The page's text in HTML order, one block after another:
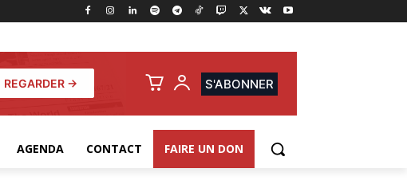
REGARDER → S'ABONNER
AGENDA CONTACT FAIRE UN DON